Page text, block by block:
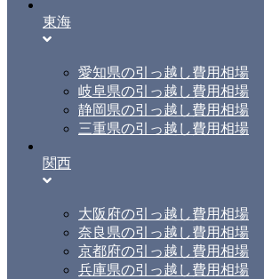
東海
愛知県の引っ越し費用相場
岐阜県の引っ越し費用相場
静岡県の引っ越し費用相場
三重県の引っ越し費用相場
関西
大阪府の引っ越し費用相場
奈良県の引っ越し費用相場
京都府の引っ越し費用相場
兵庫県の引っ越し費用相場